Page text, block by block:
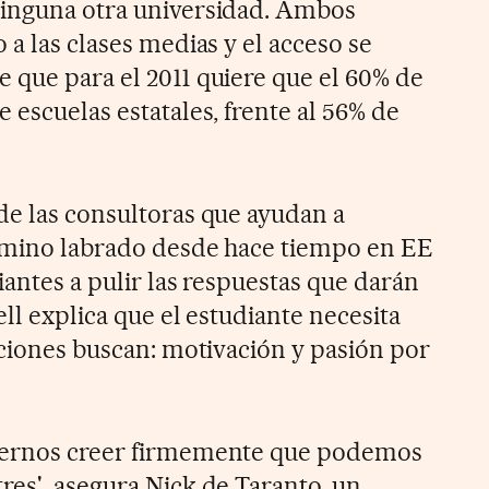
otra universidad. Ambos
las clases medias y el acceso se
para el 2011 quiere que el 60% de
escuelas estatales, frente al 56% de
las consultoras que ayudan a
labrado desde hace tiempo en EE
a pulir las respuestas que darán
explica que el estudiante necesita
buscan: motivación y pasión por
creer firmemente que podemos